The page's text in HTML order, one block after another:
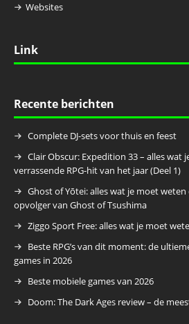
Websites
Link
Recente berichten
Complete DJ-sets voor thuis en feest
Clair Obscur: Expedition 33 – alles wat
verrassende RPG-hit van het jaar (Deel 1)
Ghost of Yōtei: alles wat je moet
opvolger van Ghost of Tsushima
Ziggo Sport Free: alles wat je moet
Beste RPG’s van dit moment: de
games in 2026
Beste mobiele games van 2026
Doom: The Dark Ages review – de